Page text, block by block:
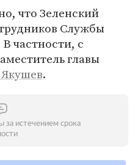
что Зеленский
Службы
частности, с
главы
.
за истечением срока